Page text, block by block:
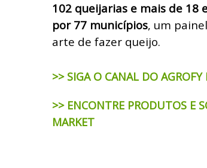
102 queijarias e mais de 18
por 77 municípios, um
arte de fazer queijo.
>> SIGA O CANAL DO
>> ENCONTRE PRODUTOS E
MARKET